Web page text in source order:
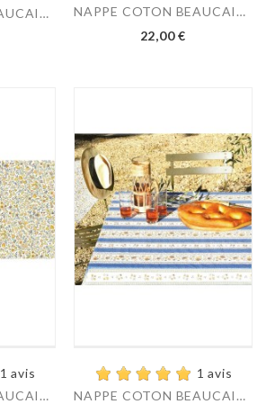
NAPPE COTON BEAUCAIRE...
NAPPE COTON BEAUCAIRE...
22,00 €
1 avis
NAPPE COTON BEAUCAIRE...
1 avis
NAPPE COTON BEAUCAIRE...